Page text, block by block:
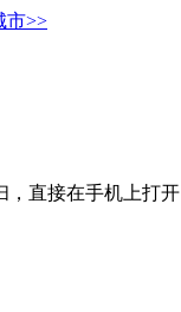
市>>
，直接在手机上打开